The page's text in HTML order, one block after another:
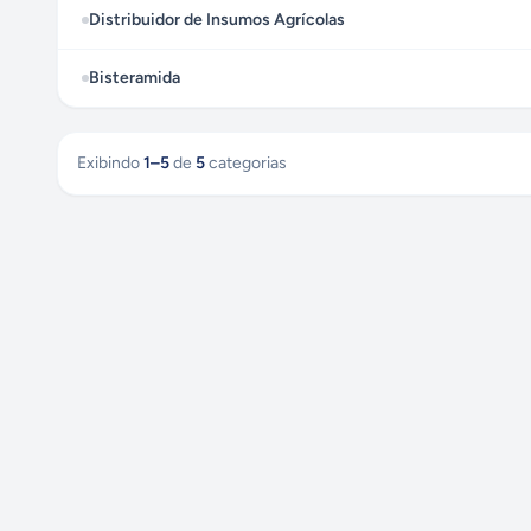
Distribuidor de Insumos Agrícolas
Bisteramida
Exibindo1–5de 5categorias